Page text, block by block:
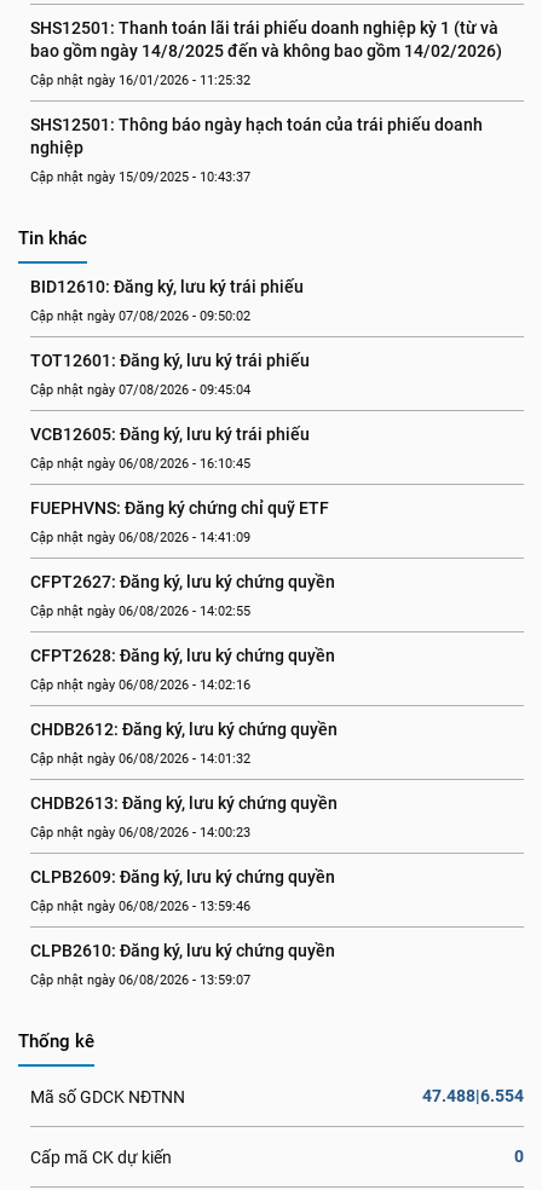
SHS12501: Thanh toán lãi trái phiếu doanh nghiệp kỳ 1 (từ và
bao gồm ngày 14/8/2025 đến và không bao gồm 14/02/2026)
Cập nhật ngày 16/01/2026 - 11:25:32
SHS12501: Thông báo ngày hạch toán của trái phiếu doanh
nghiệp
Cập nhật ngày 15/09/2025 - 10:43:37
Tin khác
BID12610: Đăng ký, lưu ký trái phiếu
Cập nhật ngày 07/08/2026 - 09:50:02
TOT12601: Đăng ký, lưu ký trái phiếu
Cập nhật ngày 07/08/2026 - 09:45:04
VCB12605: Đăng ký, lưu ký trái phiếu
Cập nhật ngày 06/08/2026 - 16:10:45
FUEPHVNS: Đăng ký chứng chỉ quỹ ETF
Cập nhật ngày 06/08/2026 - 14:41:09
CFPT2627: Đăng ký, lưu ký chứng quyền
Cập nhật ngày 06/08/2026 - 14:02:55
CFPT2628: Đăng ký, lưu ký chứng quyền
Cập nhật ngày 06/08/2026 - 14:02:16
CHDB2612: Đăng ký, lưu ký chứng quyền
Cập nhật ngày 06/08/2026 - 14:01:32
CHDB2613: Đăng ký, lưu ký chứng quyền
Cập nhật ngày 06/08/2026 - 14:00:23
CLPB2609: Đăng ký, lưu ký chứng quyền
Cập nhật ngày 06/08/2026 - 13:59:46
CLPB2610: Đăng ký, lưu ký chứng quyền
Cập nhật ngày 06/08/2026 - 13:59:07
Thống kê
Mã số GDCK NĐTNN 47.488|6.554
Cấp mã CK dự kiến 0